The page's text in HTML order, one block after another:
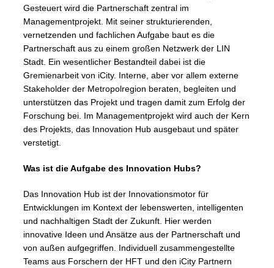
Gesteuert wird die Partnerschaft zentral im
Managementprojekt. Mit seiner strukturierenden,
vernetzenden und fachlichen Aufgabe baut es die
Partnerschaft aus zu einem großen Netzwerk der LIN
Stadt. Ein wesentlicher Bestandteil dabei ist die
Gremienarbeit von iCity. Interne, aber vor allem externe
Stakeholder der Metropolregion beraten, begleiten und
unterstützen das Projekt und tragen damit zum Erfolg der
Forschung bei. Im Managementprojekt wird auch der Kern
des Projekts, das Innovation Hub ausgebaut und später
verstetigt.
Was ist die Aufgabe des Innovation Hubs?
Das Innovation Hub ist der Innovationsmotor für
Entwicklungen im Kontext der lebenswerten, intelligenten
und nachhaltigen Stadt der Zukunft. Hier werden
innovative Ideen und Ansätze aus der Partnerschaft und
von außen aufgegriffen. Individuell zusammengestellte
Teams aus Forschern der HFT und den iCity Partnern